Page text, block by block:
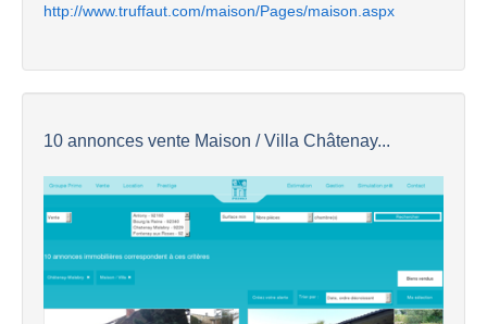
http://www.truffaut.com/maison/Pages/maison.aspx
10 annonces vente Maison / Villa Châtenay...